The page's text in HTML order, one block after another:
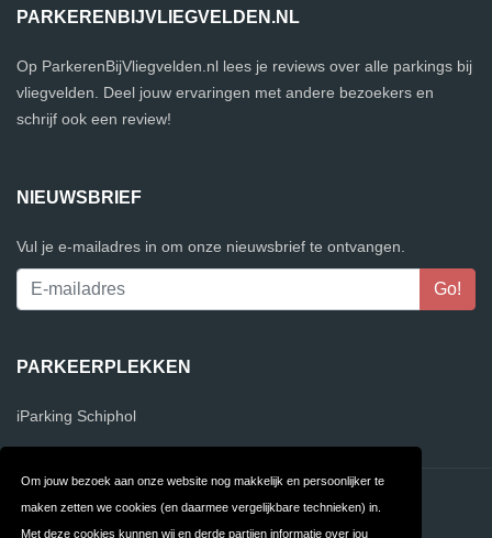
Om jouw bezoek aan onze website nog makkelijk en persoonlijker te
maken zetten we cookies (en daarmee vergelijkbare technieken) in.
Met deze cookies kunnen wij en derde partijen informatie over jou
PARKERENBIJVLIEGVELDEN.NL
Op ParkerenBijVliegvelden.nl lees je reviews over alle parkings bij
vliegvelden. Deel jouw ervaringen met andere bezoekers en
schrijf ook een review!
NIEUWSBRIEF
Vul je e-mailadres in om onze nieuwsbrief te ontvangen.
PARKEERPLEKKEN
iParking Schiphol
Contact Privacy